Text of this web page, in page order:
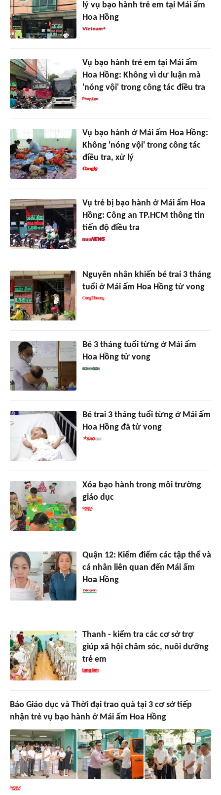
lý vụ bạo hành trẻ em tại Mái ấm
Hoa Hồng
Vụ bạo hành trẻ em tại Mái ấm
Hoa Hồng: Không vì dư luận mà
'nóng vội' trong công tác điều tra
Vụ bạo hành ở Mái ấm Hoa Hồng:
Không 'nóng vội' trong công tác
điều tra, xử lý
Vụ trẻ bị bạo hành ở Mái ấm Hoa
Hồng: Công an TP.HCM thông tin
tiến độ điều tra
Nguyên nhân khiến bé trai 3 tháng
tuổi ở Mái ấm Hoa Hồng tử vong
Bé 3 tháng tuổi từng ở Mái ấm
Hoa Hồng tử vong
Bé trai 3 tháng tuổi từng ở Mái ấm
Hoa Hồng đã tử vong
Xóa bạo hành trong môi trường
giáo dục
Quận 12: Kiểm điểm các tập thể và
cá nhân liên quan đến Mái ấm
Hoa Hồng
Thanh - kiểm tra các cơ sở trợ
giúp xã hội chăm sóc, nuôi dưỡng
trẻ em
Báo Giáo dục và Thời đại trao quà tại 3 cơ sở tiếp
nhận trẻ vụ bạo hành ở Mái ấm Hoa Hồng